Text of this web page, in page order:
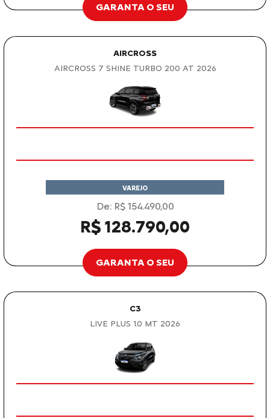
GARANTA O SEU
AIRCROSS
AIRCROSS 7 SHINE TURBO 200 AT 2026
VAREJO
De: R$ 154.490,00
R$ 128.790,00
GARANTA O SEU
C3
LIVE PLUS 1.0 MT 2026